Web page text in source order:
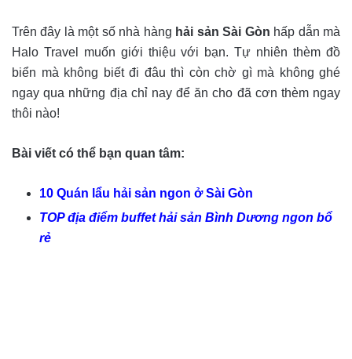
Trên đây là một số nhà hàng hải sản Sài Gòn hấp dẫn mà
Halo Travel muốn giới thiệu với bạn. Tự nhiên thèm đồ
biển mà không biết đi đâu thì còn chờ gì mà không ghé
ngay qua những địa chỉ nay để ăn cho đã cơn thèm ngay
thôi nào!
Bài viết có thể bạn quan tâm:
10 Quán lẩu hải sản ngon ở Sài Gòn
TOP địa điểm buffet hải sản Bình Dương ngon bổ
rẻ